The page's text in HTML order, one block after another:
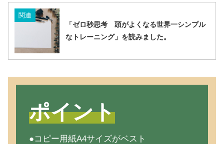
関連
「ゼロ秒思考 頭がよくなる世界一シンプル
なトレーニング」を読みました。
ポイント
●コピー用紙A4サイズがベスト